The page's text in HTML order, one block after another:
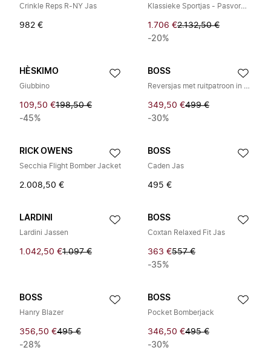
Crinkle Reps R-NY Jas
982 €
Klassieke Sportjas - Pasvorm 1 - Super 120s Twill
1.706 €2.132,50 €
-20%
HÈSKIMO
Giubbino
109,50 €198,50 €
-45%
BOSS
Reversjas met ruitpatroon in slim fit
349,50 €499 €
-30%
RICK OWENS
Secchia Flight Bomber Jacket
2.008,50 €
BOSS
Caden Jas
495 €
LARDINI
Lardini Jassen
1.042,50 €1.097 €
BOSS
Coxtan Relaxed Fit Jas
363 €557 €
-35%
BOSS
Hanry Blazer
356,50 €495 €
-28%
BOSS
Pocket Bomberjack
346,50 €495 €
-30%